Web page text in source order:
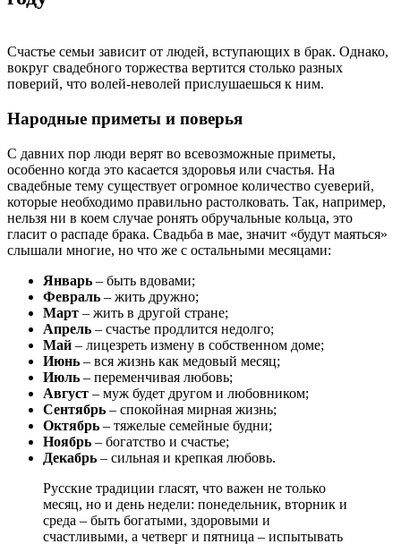
Счастье семьи зависит от людей, вступающих в брак. Однако,
вокруг свадебного торжества вертится столько разных
поверий, что волей-неволей прислушаешься к ним.
Народные приметы и поверья
С давних пор люди верят во всевозможные приметы,
особенно когда это касается здоровья или счастья. На
свадебные тему существует огромное количество суеверий,
которые необходимо правильно растолковать. Так, например,
нельзя ни в коем случае ронять обручальные кольца, это
гласит о распаде брака. Свадьба в мае, значит «будут маяться»
слышали многие, но что же с остальными месяцами:
Январь – быть вдовами;
Февраль – жить дружно;
Март – жить в другой стране;
Апрель – счастье продлится недолго;
Май – лицезреть измену в собственном доме;
Июнь – вся жизнь как медовый месяц;
Июль – переменчивая любовь;
Август – муж будет другом и любовником;
Сентябрь – спокойная мирная жизнь;
Октябрь – тяжелые семейные будни;
Ноябрь – богатство и счастье;
Декабрь – сильная и крепкая любовь.
Русские традиции гласят, что важен не только
месяц, но и день недели: понедельник, вторник и
среда – быть богатыми, здоровыми и
счастливыми, а четверг и пятница – испытывать